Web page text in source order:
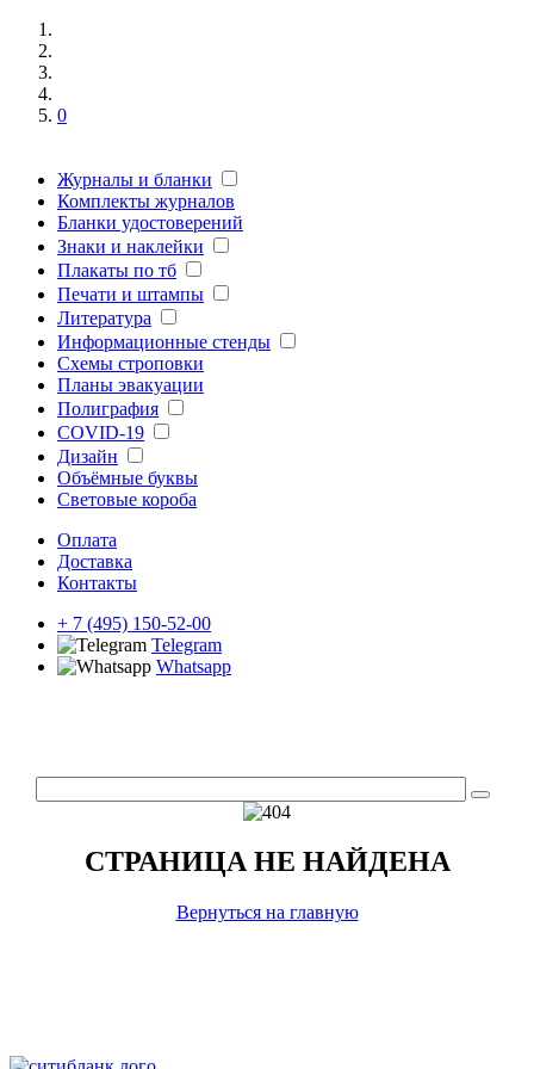
0
Журналы и бланки
Комплекты журналов
Бланки удостоверений
Знаки и наклейки
Плакаты по тб
Печати и штампы
Литература
Информационные стенды
Схемы строповки
Планы эвакуации
Полиграфия
COVID-19
Дизайн
Объёмные буквы
Световые короба
Оплата
Доставка
Контакты
+ 7 (495) 150-52-00
Telegram
Whatsapp
СТРАНИЦА НЕ НАЙДЕНА
Вернуться на главную